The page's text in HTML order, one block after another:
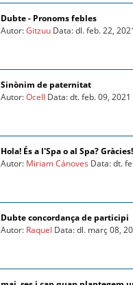
Dubte - Pronoms febles
Autor:Gitzuu Data: dl. feb. 22,
Sinònim de paternitat
Autor:Ocell Data: dt. feb. 09,
Hola! És a l'Spa o al Spa? Gràcies!
Autor: Miriam Cánoves Data: dt.
Dubte concordança de participi
Autor: Raquel Data: dl. març 08,